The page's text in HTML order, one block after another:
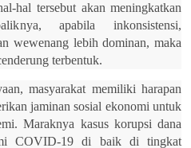
hal tersebut akan meningkatkan
nya, apabila inkonsistensi,
wewenang lebih dominan, maka
terbentuk.
masyarakat memiliki harapan
jaminan sosial ekonomi untuk
Maraknya kasus korupsi dana
COVID-19 di baik di tingkat